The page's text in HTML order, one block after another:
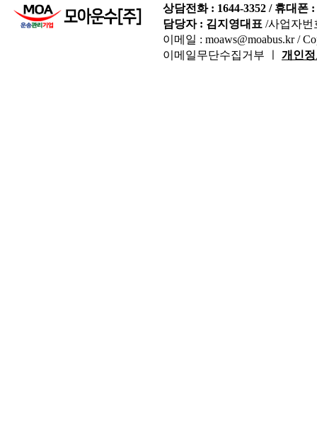
상담전화 : 1644-3352 / 휴대폰
담당자 : 김지영대표 /사업자번
이메일 : moaws@moabus.kr /
이메일무단수집거부 ㅣ 개인